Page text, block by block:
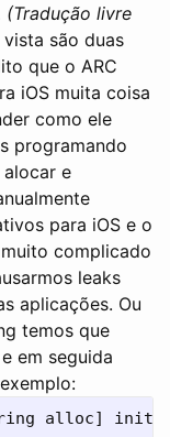
livre
são duas
que o ARC
iOS muita coisa
como ele
programando
alocar e
para iOS e o
complicado
leaks
aplicações. Ou
temos que
em seguida
alloc]